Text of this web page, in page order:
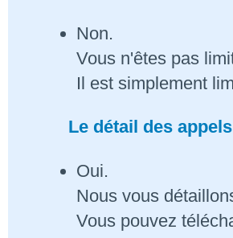
Non.
Vous n'êtes pas
Il est simplement
Le détail des
Oui.
Nous vous
Vous pouvez